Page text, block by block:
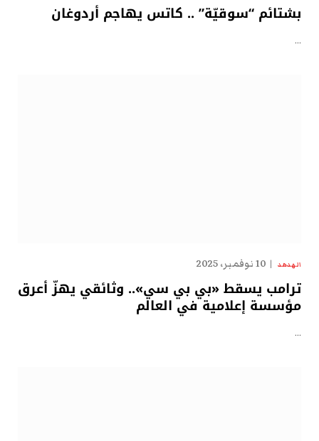
بشتائم “سوقيّة” .. كاتس يهاجم أردوغان
…
الهدهد 10 نوفمبر، 2025
ترامب يسقط «بي بي سي».. وثائقي يهزّ أعرق
مؤسسة إعلامية في العالم
…